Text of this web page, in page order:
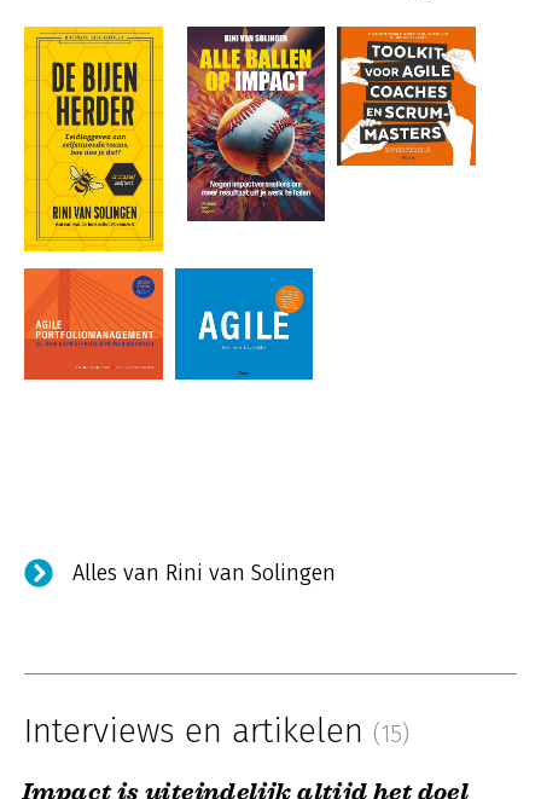
Alles van Rini van Solingen
Interviews en artikelen (15)
Impact is uiteindelijk altijd het doel